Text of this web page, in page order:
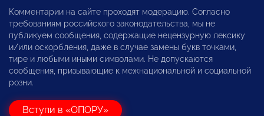
Комментарии на сайте проходят модерацию. Согласно
требованиям российского законодательства, мы не
публикуем сообщения, содержащие нецензурную лексику
и/или оскорбления, даже в случае замены букв точками,
тире и любыми иными символами. Не допускаются
сообщения, призывающие к межнациональной и социальной
розни.
Вступи в «ОПОРУ»